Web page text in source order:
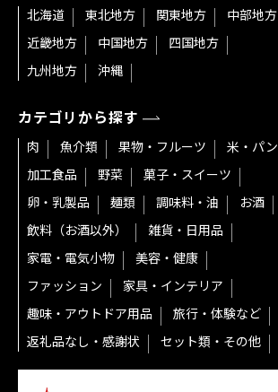
北海道 東北地方 関東地方
中部地方
近畿地方
中国地方
四国地方
九州地方
沖縄
カテゴリから探す
肉 魚介類 果物・フルーツ
米・パン
加工食品
野菜
菓子・スイーツ
卵・乳製品
麺類 調味料・油
お酒
飲料（お酒以外）
雑貨・日用品
家電・電気小物
美容・健康
ファッション
家具・インテリア
趣味・アウトドア用品
旅行・体験など
返礼品なし・感謝状
セット類・その他